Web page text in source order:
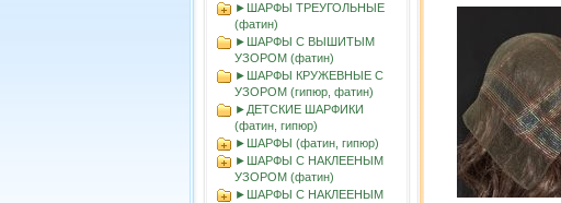
►ШАРФЫ ТРЕУГОЛЬНЫЕ
(фатин)
►ШАРФЫ С ВЫШИТЫМ
УЗОРОМ (фатин)
►ШАРФЫ КРУЖЕВНЫЕ С
УЗОРОМ (гипюр, фатин)
►ДЕТСКИЕ ШАРФИКИ
(фатин, гипюр)
►ШАРФЫ (фатин, гипюр)
►ШАРФЫ С НАКЛЕЕНЫМ
УЗОРОМ (фатин)
►ШАРФЫ С НАКЛЕЕНЫМ